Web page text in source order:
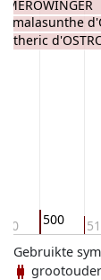
500
Amalasunthe
Utheric
Gebruikte